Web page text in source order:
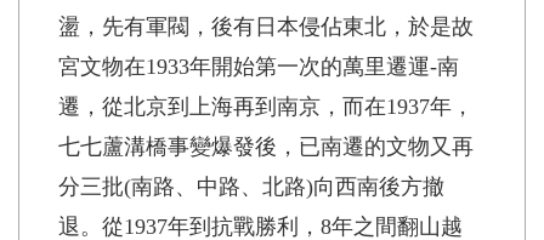
盪，先有軍閥，後有日本侵佔東北，於是故
宮文物在1933年開始第一次的萬里遷運-南
遷，從北京到上海再到南京，而在1937年，
七七蘆溝橋事變爆發後，已南遷的文物又再
分三批(南路、中路、北路)向西南後方撤
退。從1937年到抗戰勝利，8年之間翻山越